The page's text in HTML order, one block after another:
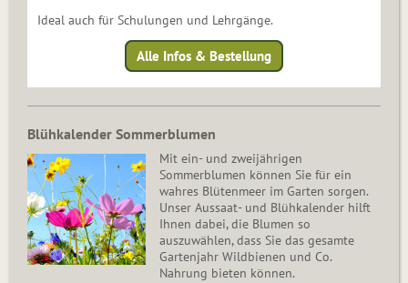
Ideal auch für Schulungen und Lehrgänge.
Alle Infos & Bestellung
Blühkalender Sommerblumen
Mit ein- und zweijährigen
Sommerblumen können Sie für ein
wahres Blütenmeer im Garten sorgen.
Unser Aussaat- und Blühkalender hilft
Ihnen dabei, die Blumen so
auszuwählen, dass Sie das gesamte
Gartenjahr Wildbienen und Co.
Nahrung bieten können.